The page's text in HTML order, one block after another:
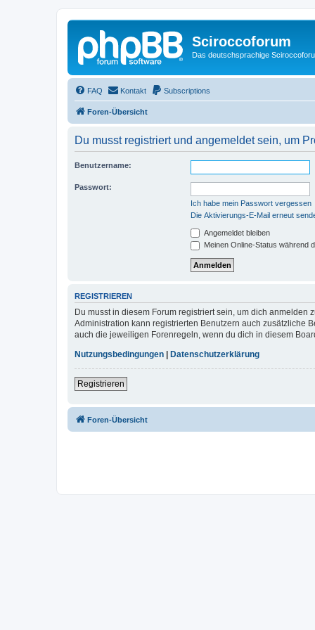
Sciroccoforum
Das deutschsprachige
FAQ Kontakt Subscriptions
Foren-Übersicht
Du musst registriert und angemeldet sein, um
Benutzername:
Passwort:
Ich habe mein Passwort vergessen
Die Aktivierungs-E-Mail erneut
Angemeldet bleiben
Meinen Online-Status während
REGISTRIEREN
Du musst in diesem Forum registriert sein, um dich
Administration kann registrierten Benutzern auch zusätzliche
auch die jeweiligen Forenregeln, wenn du dich in diesem
Nutzungsbedingungen
Datenschutzerklärung
Registrieren
Foren-Übersicht